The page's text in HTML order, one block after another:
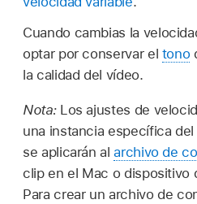
Cuando cambias la
optar por conservar el tono
la calidad del vídeo.
Nota: Los ajustes de
una instancia específica
se aplicarán alarchivo de
clip en el Mac o dispositivo
Para crear un archivo de